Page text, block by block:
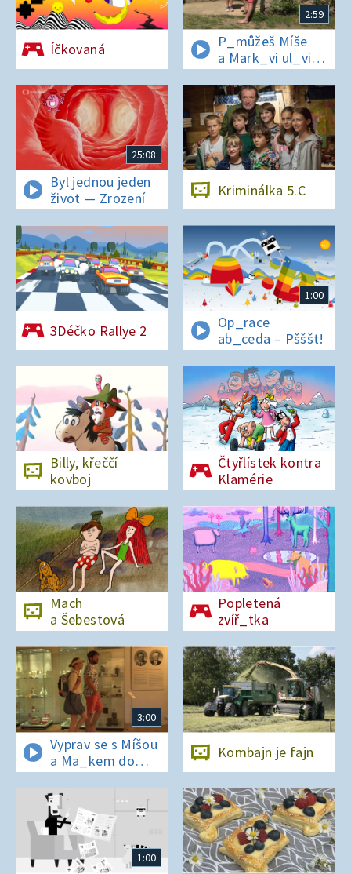
Íčkovaná
2:59
P_můžeš Míše
a Mark_vi ul_vit
hesl_ na zámku
v Nelahezevsi?
25:08
Byl jednou jeden
život — Zrození
Kriminálka 5.C
3Déčko Rallye 2
1:00
Op_race
ab_ceda – Pšššt!
Billy, křeččí
kovboj
Čtyřlístek kontra
Klamérie
Mach
a Šebestová
Popletená
zvíř_tka
3:00
Vyprav se s Míšou
a Ma_kem do
Dobrovických
muzeí
Kombajn je fajn
1:00